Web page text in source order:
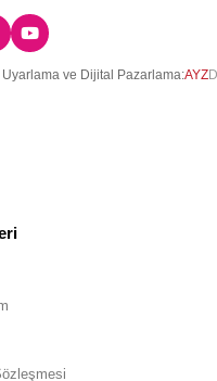
Uyarlama ve Dijital Pazarlama:AYZ